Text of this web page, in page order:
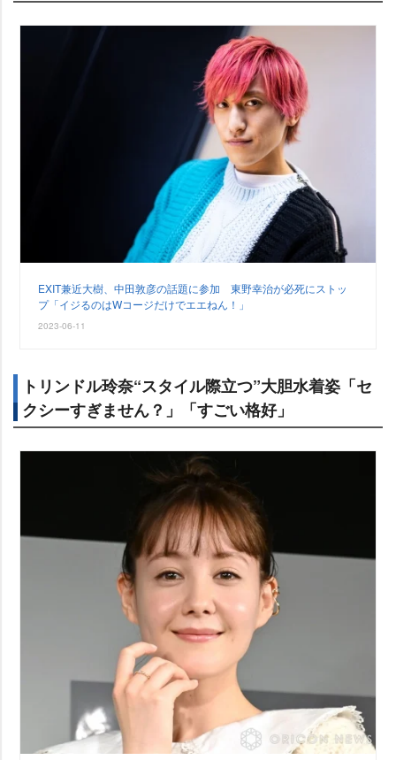
EXIT兼近大樹、中田敦彦の話題に参加 東野幸治が必死にストッ
プ「イジるのはWコージだけでエエねん！」
2023-06-11
トリンドル玲奈“スタイル際立つ”大胆水着姿「セ
クシーすぎません？」「すごい格好」